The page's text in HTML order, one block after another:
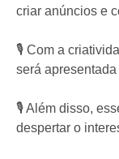
criar anúncios e
🎙️ Com a
será
🎙️ Além disso,
despertar o